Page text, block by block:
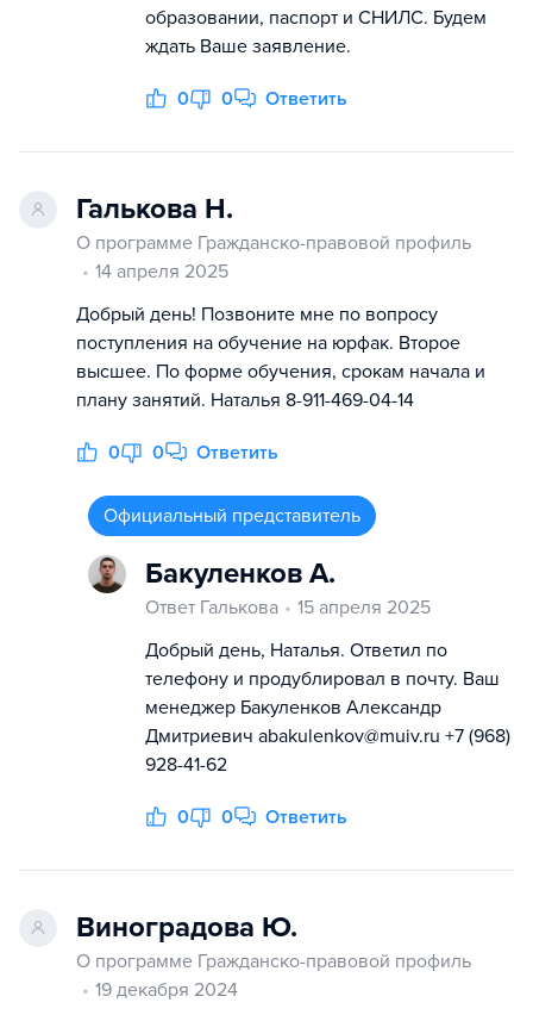
образовании, паспорт и СНИЛС. Будем
ждать Ваше заявление.
0 0 Ответить
Галькова Н.
О программе Гражданско-правовой профиль
14 апреля 2025
Добрый день! Позвоните мне по вопросу
поступления на обучение на юрфак. Второе
высшее. По форме обучения, срокам начала и
плану занятий. Наталья 8-911-469-04-14
0 0 Ответить
Официальный представитель
Бакуленков А.
Ответ Галькова
15 апреля 2025
Добрый день, Наталья. Ответил по
телефону и продублировал в почту. Ваш
менеджер Бакуленков Александр
Дмитриевич abakulenkov@muiv.ru +7 (968)
928-41-62
0 0 Ответить
Виноградова Ю.
О программе Гражданско-правовой профиль
19 декабря 2024